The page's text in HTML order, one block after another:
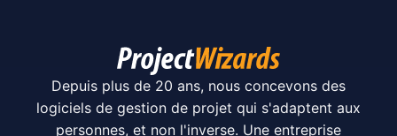
Depuis plus de 20 ans, nous concevons des
logiciels de gestion de projet qui s'adaptent aux
personnes, et non l'inverse. Une entreprise